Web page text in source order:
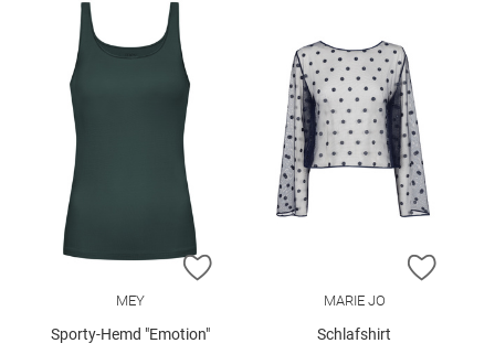
ZUR WUNSCHLISTE HINZUFÜGEN
MEY
Sporty-Hemd "Emotion"
ZUR
MARIE JO
Schlafshirt